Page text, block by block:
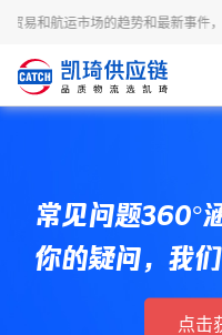
易和航运市场的趋势和最新事件
常见问题360°
你的疑问，我
点击